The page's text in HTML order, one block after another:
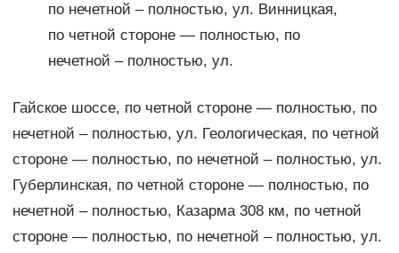
по нечетной – полностью, ул. Винницкая,
по четной стороне — полностью, по
нечетной – полностью, ул.
Гайское шоссе, по четной стороне — полностью, по
нечетной – полностью, ул. Геологическая, по четной
стороне — полностью, по нечетной – полностью, ул.
Губерлинская, по четной стороне — полностью, по
нечетной – полностью, Казарма 308 км, по четной
стороне — полностью, по нечетной – полностью, ул.